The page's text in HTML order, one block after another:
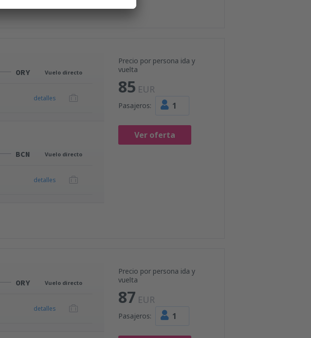
Precio por persona ida y
vuelta
85 EUR
Pasajeros: 1
Ver oferta
ORY Vuelo directo
detalles
BCN Vuelo directo
detalles
Precio por persona ida y
vuelta
87 EUR
Pasajeros: 1
ORY Vuelo directo
detalles